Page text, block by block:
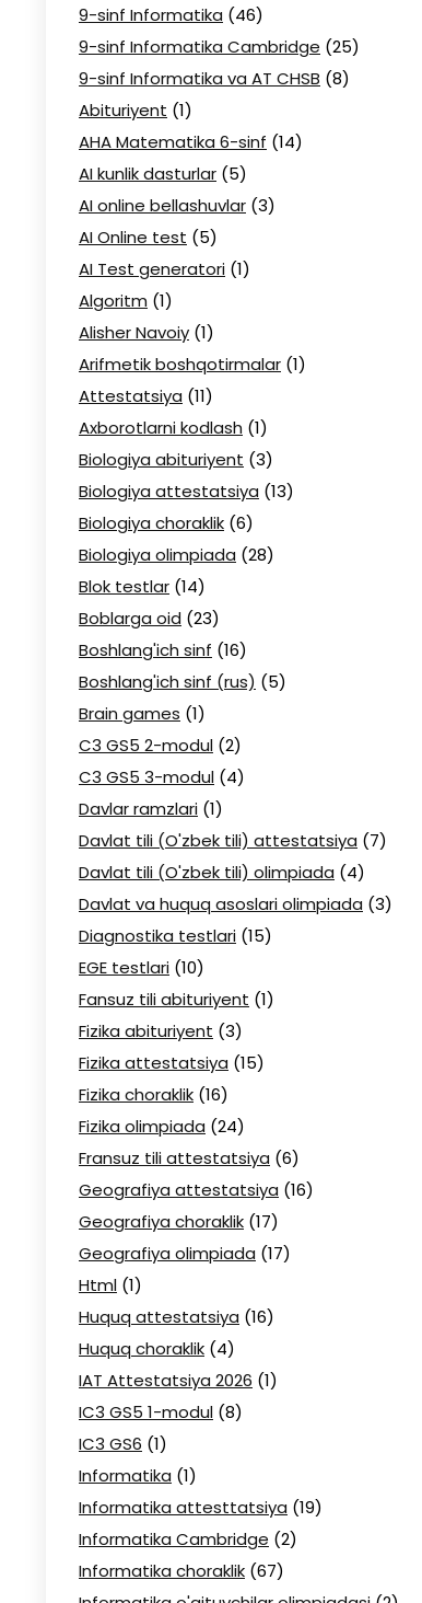
9-sinf Informatika (46)
9-sinf Informatika Cambridge (25)
9-sinf Informatika va AT CHSB (8)
Abituriyent (1)
AHA Matematika 6-sinf (14)
AI kunlik dasturlar (5)
AI online bellashuvlar (3)
AI Online test (5)
AI Test generatori (1)
Algoritm (1)
Alisher Navoiy (1)
Arifmetik boshqotirmalar (1)
Attestatsiya (11)
Axborotlarni kodlash (1)
Biologiya abituriyent (3)
Biologiya attestatsiya (13)
Biologiya choraklik (6)
Biologiya olimpiada (28)
Blok testlar (14)
Boblarga oid (23)
Boshlang'ich sinf (16)
Boshlang'ich sinf (rus) (5)
Brain games (1)
C3 GS5 2-modul (2)
C3 GS5 3-modul (4)
Davlar ramzlari (1)
Davlat tili (O'zbek tili) attestatsiya (7)
Davlat tili (O'zbek tili) olimpiada (4)
Davlat va huquq asoslari olimpiada (3)
Diagnostika testlari (15)
EGE testlari (10)
Fansuz tili abituriyent (1)
Fizika abituriyent (3)
Fizika attestatsiya (15)
Fizika choraklik (16)
Fizika olimpiada (24)
Fransuz tili attestatsiya (6)
Geografiya attestatsiya (16)
Geografiya choraklik (17)
Geografiya olimpiada (17)
Html (1)
Huquq attestatsiya (16)
Huquq choraklik (4)
IAT Attestatsiya 2026 (1)
IC3 GS5 1-modul (8)
IC3 GS6 (1)
Informatika (1)
Informatika attesttatsiya (19)
Informatika Cambridge (2)
Informatika choraklik (67)